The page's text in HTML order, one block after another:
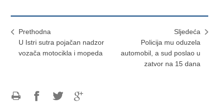
Prethodna
U Istri sutra pojačan nadzor
vozača motocikla i mopeda
Sljedeća
Policija mu oduzela
automobil, a sud poslao u
zatvor na 15 dana